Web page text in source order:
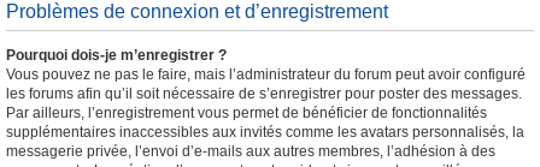
Problèmes de connexion et d’enregistrement
Pourquoi dois-je m’enregistrer ?
Vous pouvez ne pas le faire, mais l’administrateur du forum peut avoir configuré
les forums afin qu’il soit nécessaire de s’enregistrer pour poster des messages.
Par ailleurs, l’enregistrement vous permet de bénéficier de fonctionnalités
supplémentaires inaccessibles aux invités comme les avatars personnalisés, la
messagerie privée, l’envoi d’e-mails aux autres membres, l’adhésion à des